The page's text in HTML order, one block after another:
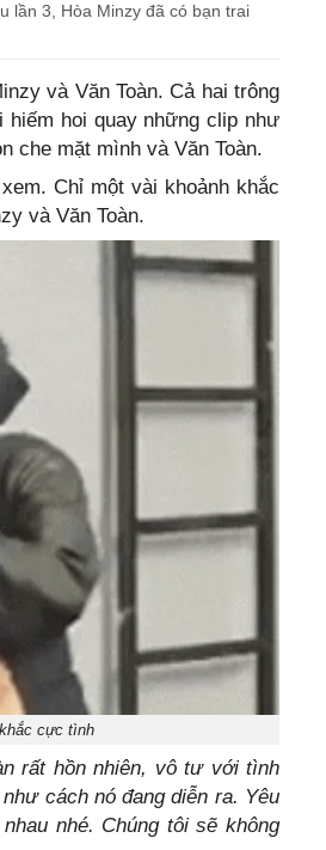
lần 3, Hòa Minzy đã có bạn trai
và Văn Toàn. Cả hai trông
hiếm hoi quay những clip như
che mặt mình và Văn Toàn.
Chỉ một vài khoảnh khắc
và Văn Toàn.
cực tình
rất hồn nhiên, vô tư với tình
cách nó đang diễn ra. Yêu
nhé. Chúng tôi sẽ không